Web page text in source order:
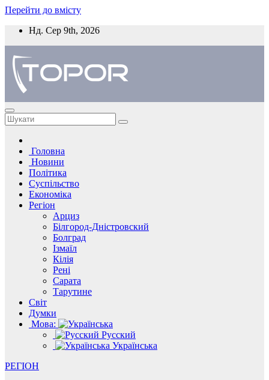
Перейти до вмісту
Нд. Сер 9th, 2026
Головна
Новини
Політика
Суспільство
Економіка
Регіон
Арциз
Білгород-Дністровский
Болград
Ізмаїл
Кілія
Рені
Сарата
Тарутине
Світ
Думки
Мова:
Русский
Українська
РЕГІОН